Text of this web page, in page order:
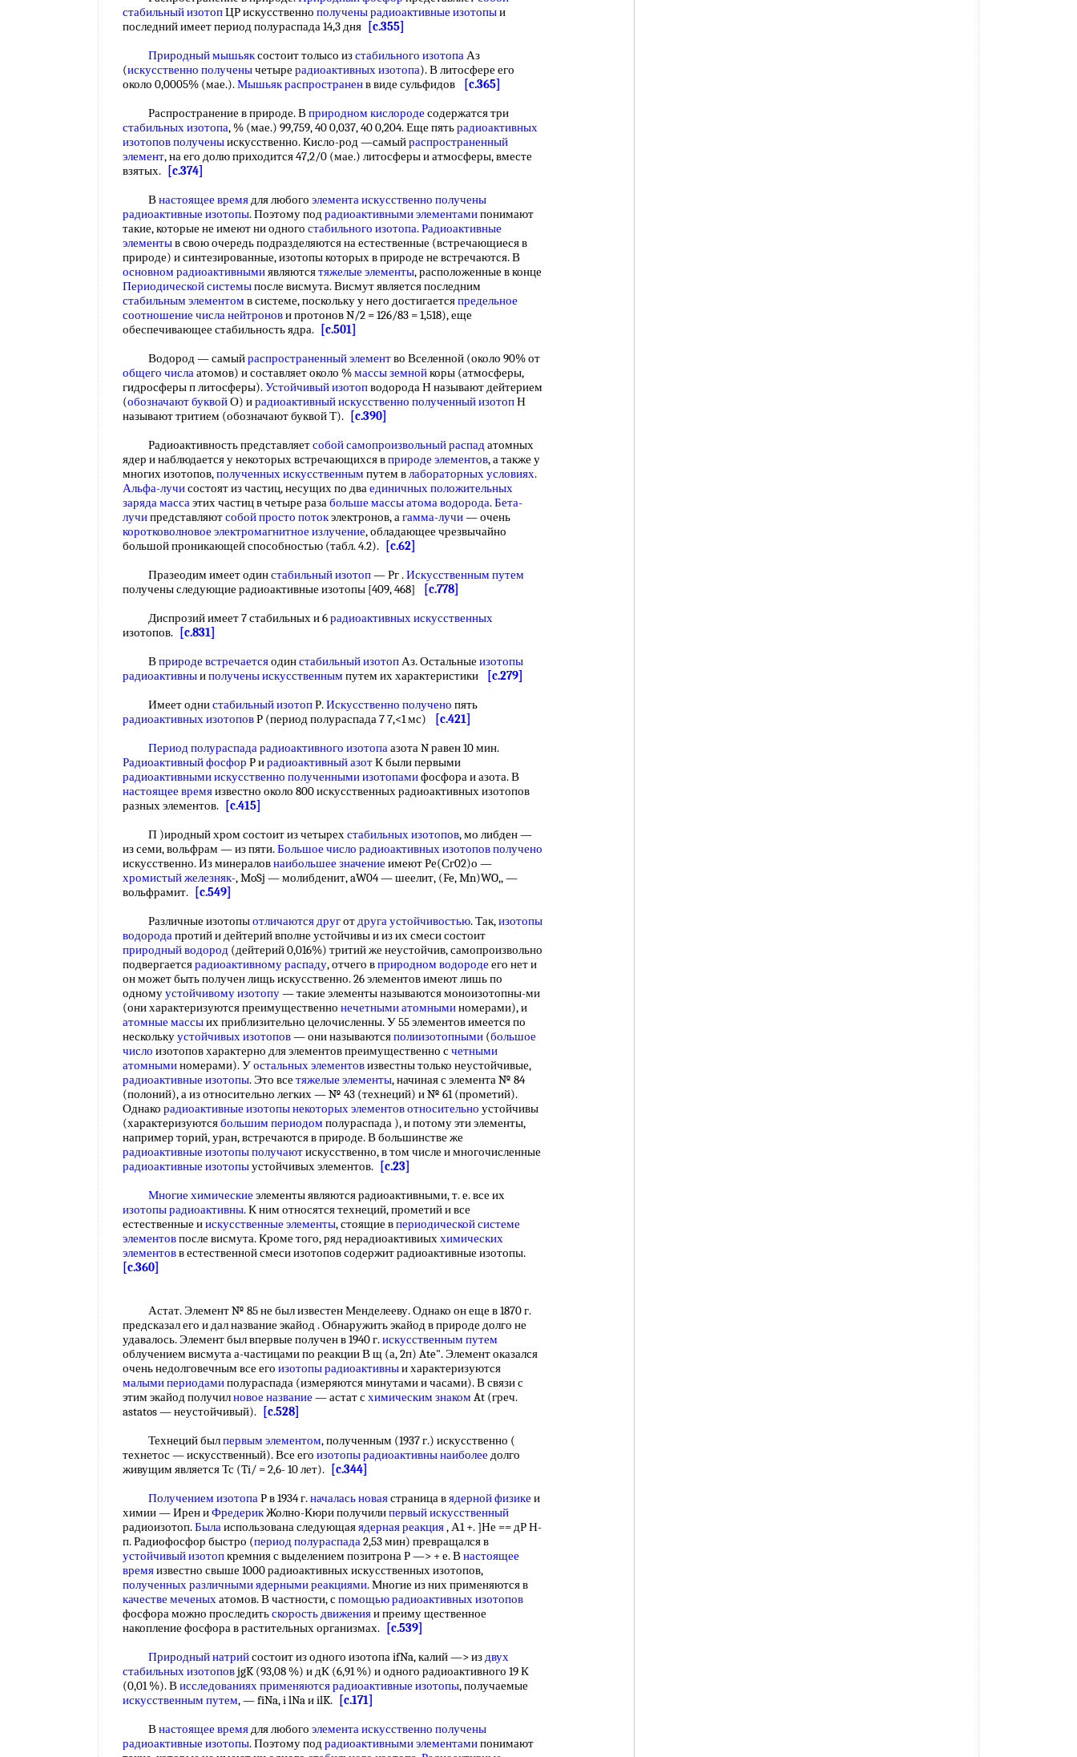
стабильный изотопЦР искусственно получены радиоактивные изотопыи
последний имеет период полураспада 14,3 дня
[c.355]
Природный мышьяксостоит толысо изстабильного изотопаАз
(искусственно полученычетыре радиоактивных изотопа). В литосфере его
около 0,0005% (мае.).Мышьяк распространенв виде сульфидов
[c.365]
Распространение в природе. Вприродном кислороде содержатся три
стабильных изотопа, % (мае.) 99,759, 40 0,037, 40 0,204. Еще пятьрадиоактивных
изотопов полученыискусственно. Кисло-род —самыйраспространенный
элемент, на его долю приходится 47,2/0 (мае.) литосферы и атмосферы, вместе
взятых.
[c.374]
Внастоящее времядля любого элемента искусственно получены
радиоактивные изотопы. Поэтому подрадиоактивными элементамипонимают
такие, которые не имеют ни одного стабильного изотопа.Радиоактивные
элементыв свою очередь подразделяются на естественные (встречающиеся в
природе) и синтезированные, изотопы которых в природе не встречаются. В
основном радиоактивнымиявляютсятяжелые элементы, расположенные в конце
Периодической системыпосле висмута. Висмут является последним
стабильным элементом в системе, поскольку у него достигаетсяпредельное
соотношение числа нейтронови протонов N/2 = 126/83 = 1,518), еще
обеспечивающее стабильность ядра.
[c.501]
Водород — самыйраспространенный элементво Вселенной (около 90% от
общего числаатомов) и составляет около %массы земнойкоры (атмосферы,
гидросферы п литосферы).Устойчивый изотопводорода Н называют дейтерием
(обозначают буквойО) ирадиоактивный искусственно полученный изотопН
называют тритием (обозначают буквой Т).
[c.390]
Радиоактивность представляетсобойсамопроизвольный распадатомных
ядер и наблюдается у некоторых встречающихся вприроде элементов, а также у
многих изотопов,полученных искусственным путем влабораторных условиях.
Альфа-лучисостоят из частиц, несущих по дваединичных положительных
заряда массаэтих частиц в четыре разабольше массыатома водорода.Бета-
лучипредставляютсобойпросто потокэлектронов, агамма-лучи— очень
коротковолновое электромагнитное излучение, обладающее чрезвычайно
большой проникающей способностью (табл. 4.2).
[c.62]
Празеодим имеет одинстабильный изотоп— Рг .Искусственным путем
получены следующие радиоактивные изотопы [409, 468]
[c.778]
Диспрозий имеет 7 стабильных и 6радиоактивных искусственных
изотопов.
[c.831]
Вприроде встречаетсяодинстабильный изотопАз. Остальные изотопы
радиоактивныиполучены искусственным путем их характеристики
[c.279]
Имеет однистабильный изотопР.Искусственно получено пять
радиоактивных изотоповР (период полураспада 7 7,<1 мс)
[c.421]
Период полураспада радиоактивного изотопаазота N равен 10 мин.
Радиоактивный фосфор Р ирадиоактивный азотК были первыми
радиоактивными искусственно полученными изотопамифосфора и азота. В
настоящее времяизвестно около 800 искусственных радиоактивных изотопов
разных элементов.
[c.415]
П )иродный хром состоит из четырехстабильных изотопов, мо либден —
из семи, вольфрам — из пяти.Большое число радиоактивных изотопов получено
искусственно. Из минераловнаибольшее значение имеют Ре(Сг02)о —
хромистый железняк-, MoSj — молибденит, aW04 — шеелит, (Fe, Mn)WO,, —
вольфрамит.
[c.549]
Различные изотопыотличаются друготдруга устойчивостью. Так,изотопы
водородапротий и дейтерий вполне устойчивы и из их смеси состоит
природный водород (дейтерий 0,016%) тритий же неустойчив, самопроизвольно
подвергаетсярадиоактивному распаду, отчего вприродном водороде его нет и
он может быть получен лищь искусственно. 26 элементов имеют лишь по
одномуустойчивому изотопу— такие элементы называются моноизотопны-ми
(они характеризуются преимущественно нечетными атомныминомерами), и
атомные массыих приблизительно целочисленны. У 55 элементов имеется по
несколькуустойчивых изотопов— они называютсяполиизотопными (большое
число изотопов характерно для элементов преимущественно счетными
атомныминомерами). Уостальных элементовизвестны только неустойчивые,
радиоактивные изотопы. Это все тяжелые элементы, начиная с элемента № 84
(полоний), а из относительно легких — № 43 (технеций) и № 61 (прометий).
Однако радиоактивные изотопы некоторыхэлементов относительно устойчивы
(характеризуютсябольшим периодом полураспада ), и потому эти элементы,
например торий, уран, встречаются в природе. В большинстве же
радиоактивные изотопы получаютискусственно, в том числе и многочисленные
радиоактивные изотопыустойчивых элементов.
[c.23]
Многие химические элементы являются радиоактивными, т. е. все их
изотопы радиоактивны. К ним относятся технеций, прометий и все
естественные иискусственные элементы, стоящие впериодической системе
элементовпосле висмута. Кроме того, ряд нерадиоактивиыххимических
элементовв естественной смеси изотопов содержит радиоактивные изотопы.
[c.360]
Астат. Элемент № 85 не был известен Менделееву. Однако он еще в 1870 г.
предсказал его и дал название экайод . Обнаружить экайод в природе долго не
удавалось. Элемент был впервые получен в 1940 г.искусственным путем
облучением висмута а-частицами по реакции В щ (а, 2п) Ate". Элемент оказался
очень недолговечным все его изотопы радиоактивныи характеризуются
малыми периодамиполураспада (измеряются минутами и часами). В связи с
этим экайод получилновое название — астат схимическим знаком At (греч.
astatos — неустойчивый).
[c.528]
Технеций былпервым элементом, полученным (1937 г.) искусственно (
технетос — искусственный). Все его изотопы радиоактивны наиболее долго
живущим является Тс (Ti/ = 2,6- 10 лет).
[c.344]
Получением изотопаР в 1934 г.началась новаястраница вядерной физике и
химии — Ирен иФредерикЖолно-Кюри получилипервый искусственный
радиоизотоп.Былаиспользована следующаяядерная реакция, А1 +. ]Не == дР Н-
п. Радиофосфор быстро (период полураспада2,53 мин) превращался в
устойчивый изотопкремния с выделением позитрона Р —> + е. Внастоящее
времяизвестно свыше 1000 радиоактивных искусственных изотопов,
полученных различнымиядерными реакциями. Многие из них применяются в
качестве меченыхатомов. В частности, спомощью радиоактивных изотопов
фосфора можно проследитьскорость движенияи преиму щественное
накопление фосфора в растительных организмах.
[c.539]
Природный натрийсостоит из одного изотопа ifNa, калий —> издвух
стабильных изотоповjgK (93,08 %) и дК (6,91 %) и одного радиоактивного 19 К
(0,01 %). Висследованиях применяютсярадиоактивные изотопы, получаемые
искусственным путем, — fiNa, i lNa и ilK.
[c.171]
Внастоящее времядля любого элемента искусственно получены
радиоактивные изотопы. Поэтому подрадиоактивными элементамипонимают